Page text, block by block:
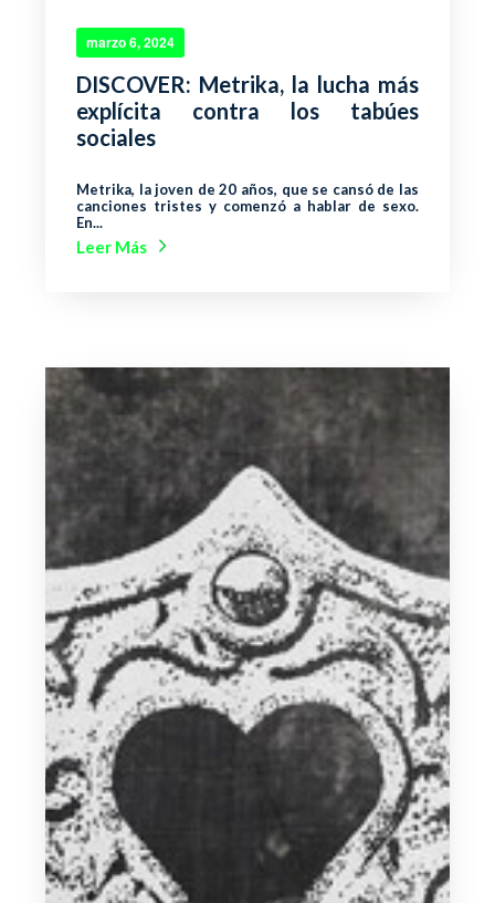
marzo 6, 2024
DISCOVER: Metrika, la lucha más
explícita contra los tabúes
sociales
Metrika, la joven de 20 años, que se cansó de las
canciones tristes y comenzó a hablar de sexo.
En...
Leer Más